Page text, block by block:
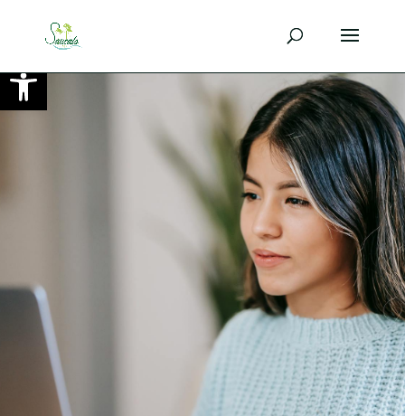
Ouvrir la barre d’outils